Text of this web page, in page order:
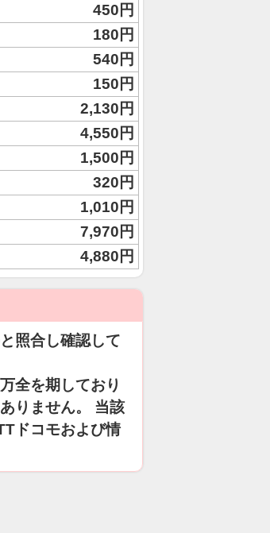
450円
180円
540円
150円
2,130円
4,550円
1,500円
320円
1,010円
7,970円
4,880円
照合し確認して
全を期しており
りません。 当該
ドコモおよび情